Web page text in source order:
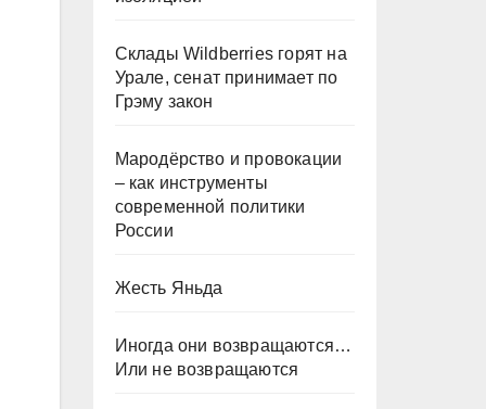
Склады Wildberries горят на
Урале, сенат принимает по
Грэму закон
Мародёрство и провокации
– как инструменты
современной политики
России
Жесть Яньда
Иногда они возвращаются…
Или не возвращаются